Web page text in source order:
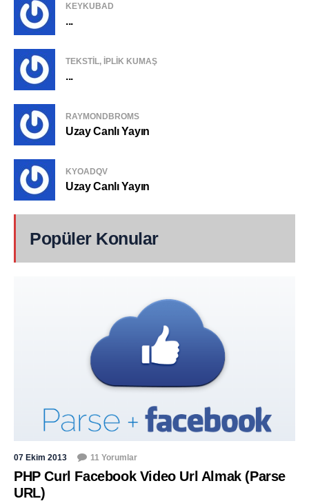
KEYKUBAD
...
TEKSTIL, IPLIK KUMAŞ
...
RAYMONDBROMS
Uzay Canlı Yayın
KYOADQV
Uzay Canlı Yayın
Popüler Konular
07 Ekim 2013 11 Yorumlar
PHP Curl Facebook Video Url Almak (Parse
URL)